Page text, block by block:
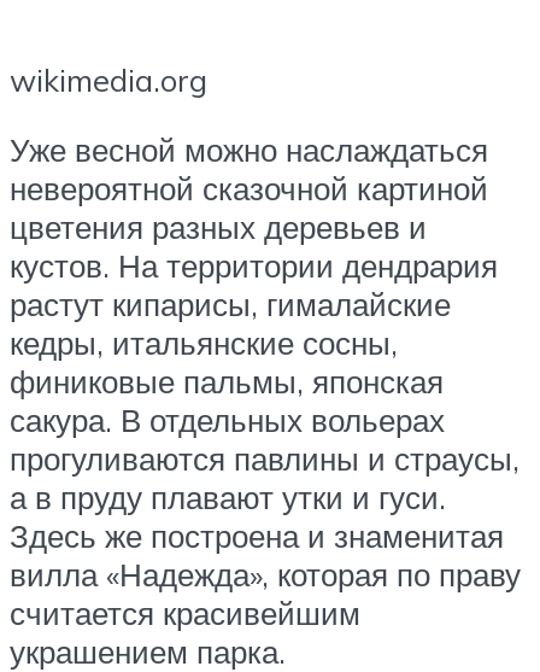
wikimedia.org
Уже весной можно наслаждаться
невероятной сказочной картиной
цветения разных деревьев и
кустов. На территории дендрария
растут кипарисы, гималайские
кедры, итальянские сосны,
финиковые пальмы, японская
сакура. В отдельных вольерах
прогуливаются павлины и страусы,
а в пруду плавают утки и гуси.
Здесь же построена и знаменитая
вилла «Надежда», которая по праву
считается красивейшим
украшением парка.